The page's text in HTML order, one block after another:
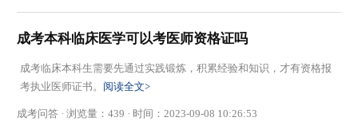
成考本科临床医学可以考医师资格证吗
成考临床本科生需要先通过实践锻炼，积累经验和知识，才有资格报
考执业医师证书。 阅读全文>
成考问答 · 浏览量：439 · 时间：2023-09-08 10:26:53